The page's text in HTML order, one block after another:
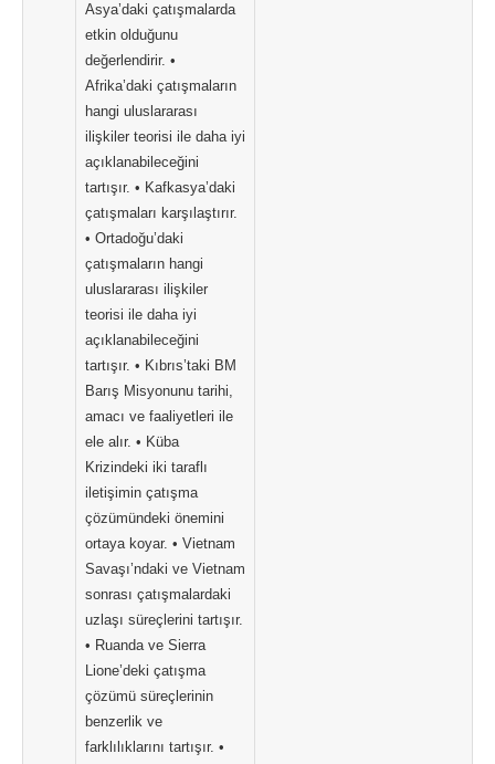
Asya’daki çatışmalarda
etkin olduğunu
değerlendirir. •
Afrika’daki çatışmaların
hangi uluslararası
ilişkiler teorisi ile daha iyi
açıklanabileceğini
tartışır. • Kafkasya’daki
çatışmaları karşılaştırır.
• Ortadoğu’daki
çatışmaların hangi
uluslararası ilişkiler
teorisi ile daha iyi
açıklanabileceğini
tartışır. • Kıbrıs’taki BM
Barış Misyonunu tarihi,
amacı ve faaliyetleri ile
ele alır. • Küba
Krizindeki iki taraflı
iletişimin çatışma
çözümündeki önemini
ortaya koyar. • Vietnam
Savaşı’ndaki ve Vietnam
sonrası çatışmalardaki
uzlaşı süreçlerini tartışır.
• Ruanda ve Sierra
Lione’deki çatışma
çözümü süreçlerinin
benzerlik ve
farklılıklarını tartışır. •